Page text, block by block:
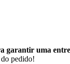
garantir uma
do pedido!